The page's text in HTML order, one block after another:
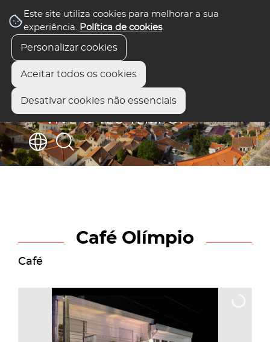
Este site utiliza cookies para melhorar a sua
experiência. Política de cookies.
Personalizar cookies
Aceitar todos os cookies
Desativar cookies não essenciais
Café Olímpio
Café